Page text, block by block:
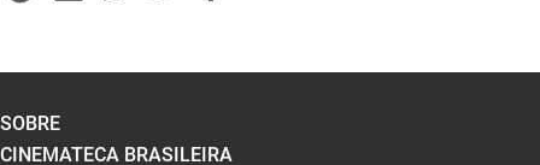
SOBRE
CINEMATECA BRASILEIRA